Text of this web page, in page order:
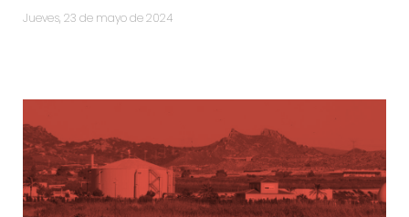
jueves, 23 de mayo de 2024